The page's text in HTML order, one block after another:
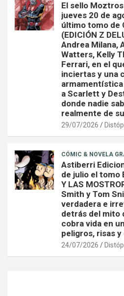
El sello
jueves 20 de
último tomo de
(EDICIÓN Z
Andrea Milana,
Watters, Kelly
Ferrari, en el
inciertas y una
a Scarlett y
donde nadie
realmente de
29/07/2026
CÓMIC & NOVELA
Astiberri
de julio el tomo
Y LAS
Smith y Tom
verdadera e
detrás del mito
cobra vida en
peligros, risas
24/07/2026